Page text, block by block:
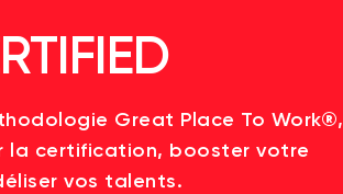
Great Place To Work®,
la certification, booster votre
vos talents.